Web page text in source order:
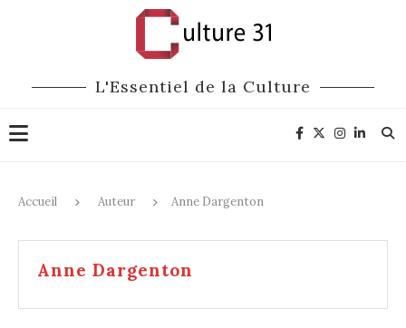
L'Essentiel de la Culture
Accueil Auteur Anne Dargenton
Anne Dargenton